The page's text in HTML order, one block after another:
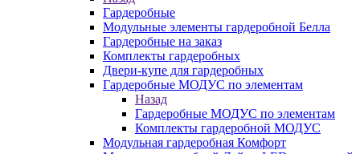
Гардеробные
Модульные элементы гардеробной Белла
Гардеробные на заказ
Комплекты гардеробных
Двери-купе для гардеробных
Гардеробные МОДУС по элементам
Назад
Гардеробные МОДУС по элементам
Комплекты гардеробной МОДУС
Модульная гардеробная Комфорт